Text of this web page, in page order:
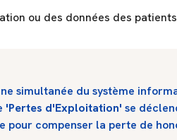
ou des données des
simultanée du système
'Pertes d'Exploitation' se
pour compenser la perte de